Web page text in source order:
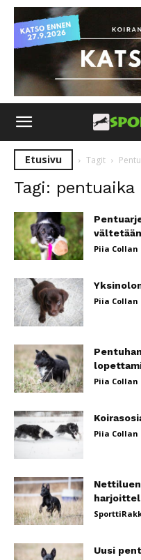
Etusivu Tagit
Tagi: pentuaika
vältetään
Piia Collan
Piia Collan
Piia Collan
Piia Collan
Uusi